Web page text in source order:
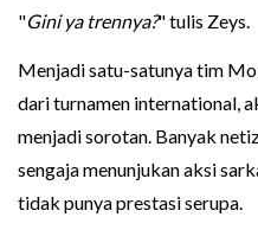
"Gini ya trennya?" tulis Zeys.
Menjadi satu-satunya tim
dari turnamen international,
menjadi sorotan. Banyak
sengaja menunjukan aksi
tidak punya prestasi serupa.